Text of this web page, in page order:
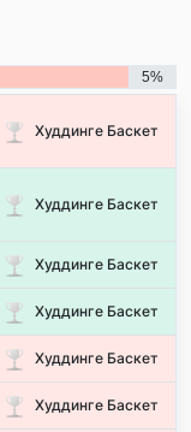
5%
Худдинге Баскет
Худдинге Баскет
Худдинге Баскет
Худдинге Баскет
Худдинге Баскет
Худдинге Баскет